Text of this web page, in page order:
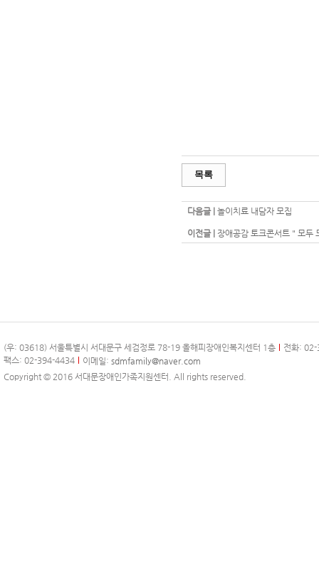
목록
다음글 | 놀이치료 내담자 모집
이전글 | 장애공감 토크콘서트 " 모두
(우: 03618) 서울특별시 서대문구 세검정로 78-19 올해피장애인복지센터 1층
전화:
팩스: 02-394-4434
이메일: sdmfamily@naver.com
Copyright © 2016 서대문장애인가족지원센터. All rights reserved.